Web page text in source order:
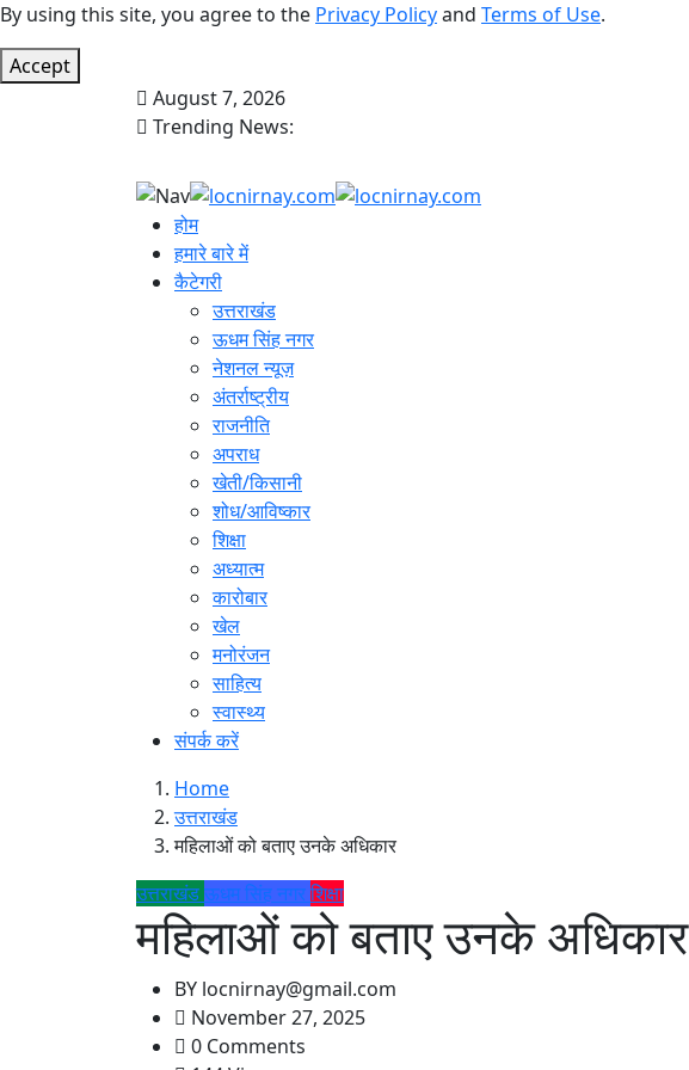
By using this site, you agree to the Privacy Policyand Terms of Use.
Accept
August 7, 2026
Trending News:
होम
हमारे बारे में
कैटेगरी
उत्तराखंड
ऊधम सिंह नगर
नेशनल न्यूज़
अंतर्राष्ट्रीय
राजनीति
अपराध
खेती/किसानी
शोध/आविष्कार
शिक्षा
अध्यात्म
कारोबार
खेल
मनोरंजन
साहित्य
स्वास्थ्य
संपर्क करें
Home
उत्तराखंड
महिलाओं को बताए उनके अधिकार
उत्तराखंडऊधम सिंह नगरशिक्षा
महिलाओं को बताए उनके अधिकार
BY locnirnay@gmail.com
November 27, 2025
0 Comments